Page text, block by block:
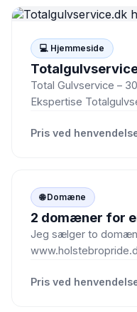
💻 Hjemmeside
Total Gulvservice –
Ekspertise
Pris ved
🌐 🌐 Domæne
2 domæner for
Jeg sælger to
Pris ved